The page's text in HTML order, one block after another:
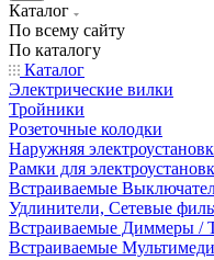
Каталог
По всему сайту
По каталогу
Каталог
Электрические вилки
Тройники
Розеточные колодки
Наружняя
Рамки для
Встраиваемые
Удлинители, Сетевые
Встраиваемые Диммеры /
Встраиваемые